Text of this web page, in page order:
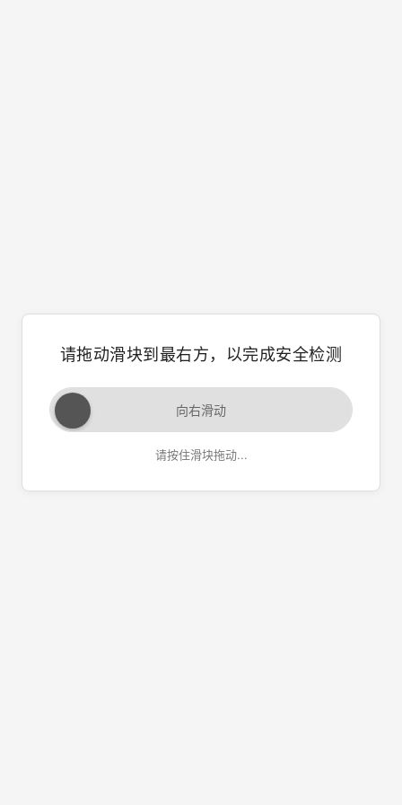
请拖动滑块到最右方，以完成安全检测
向右滑动
请按住滑块拖动...